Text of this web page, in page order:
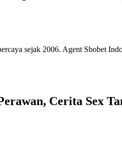
sejak 2006. Agent Sbobet
Cerita Sex